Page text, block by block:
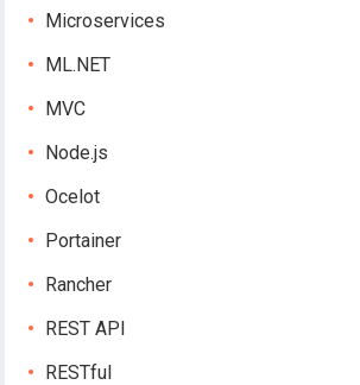
Microservices
ML.NET
MVC
Node.js
Ocelot
Portainer
Rancher
REST API
RESTful